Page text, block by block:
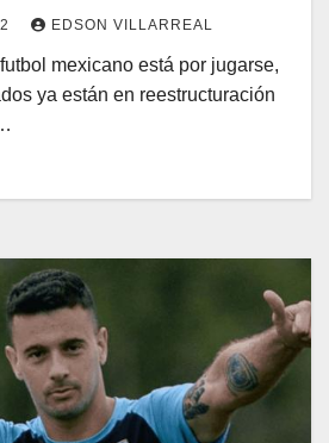
EDSON VILLARREAL
mexicano está por jugarse,
ya están en reestructuración